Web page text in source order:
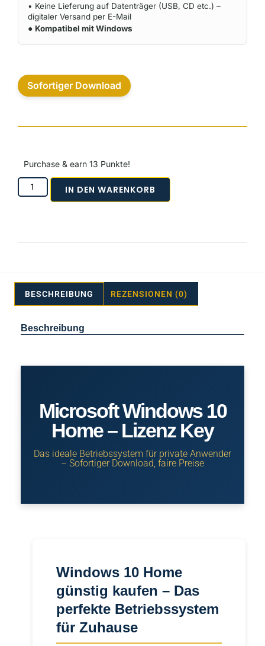
• Keine Lieferung auf Datenträger (USB, CD etc.) –
digitaler Versand per E-Mail
● Kompatibel mit Windows
Sofortiger Download
Purchase & earn 13 Punkte!
IN DEN WARENKORB
BESCHREIBUNG REZENSIONEN (0)
Beschreibung
Microsoft Windows 10
Home – Lizenz Key
Das ideale Betriebssystem für private Anwender
– Sofortiger Download, faire Preise
Windows 10 Home
günstig kaufen – Das
perfekte Betriebssystem
für Zuhause